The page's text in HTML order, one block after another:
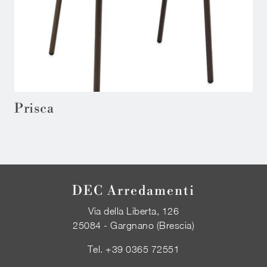
Prisca
DEC Arredamenti
Via della Liberta, 126
25084 - Gargnano (Brescia)
Tel.+39 0365 72551